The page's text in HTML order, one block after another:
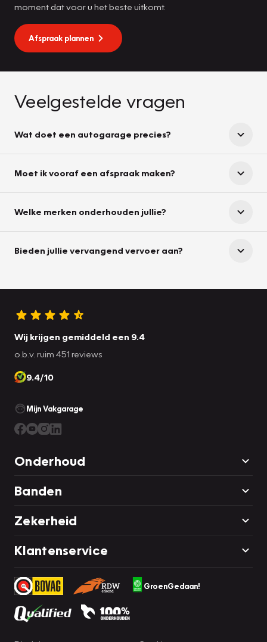
moment dat voor u het beste uitkomt.
Afspraak plannen
Veelgestelde vragen
Wat doet een autogarage precies?
Moet ik vooraf een afspraak maken?
Welke merken onderhouden jullie?
Bieden jullie vervangend vervoer aan?
Wij krijgen gemiddeld een 9.4
o.b.v. ruim 451 reviews
9.4/10
Mijn Vakgarage
Onderhoud
Banden
Zekerheid
Klantenservice
GroenGedaan!